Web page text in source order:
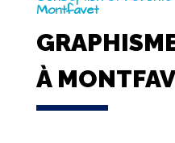
Montfavet
À